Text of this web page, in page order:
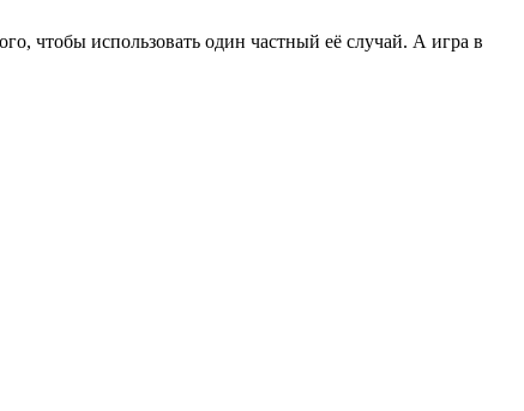
чтобы использовать один частный её случай. А игра в